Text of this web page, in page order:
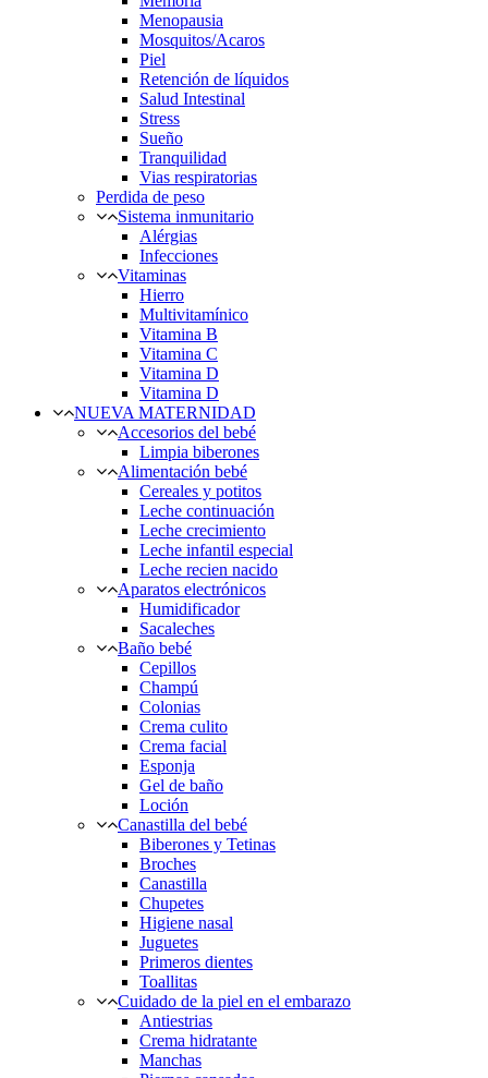
Menopausia
Mosquitos/Acaros
Piel
Retención de líquidos
Salud Intestinal
Stress
Sueño
Tranquilidad
Vias respiratorias
Perdida de peso
Sistema inmunitario
Alérgias
Infecciones
Vitaminas
Hierro
Multivitamínico
Vitamina B
Vitamina C
Vitamina D
Vitamina D
NUEVA MATERNIDAD
Accesorios del bebé
Limpia biberones
Alimentación bebé
Cereales y potitos
Leche continuación
Leche crecimiento
Leche infantil especial
Leche recien nacido
Aparatos electrónicos
Humidificador
Sacaleches
Baño bebé
Cepillos
Champú
Colonias
Crema culito
Crema facial
Esponja
Gel de baño
Loción
Canastilla del bebé
Biberones y Tetinas
Broches
Canastilla
Chupetes
Higiene nasal
Juguetes
Primeros dientes
Toallitas
Cuidado de la piel en el embarazo
Antiestrias
Crema hidratante
Manchas